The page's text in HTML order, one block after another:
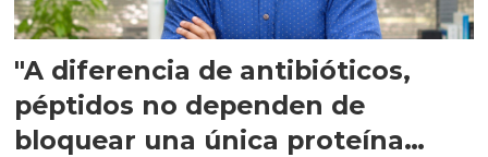
"A diferencia de antibióticos,
péptidos no dependen de
bloquear una única proteína